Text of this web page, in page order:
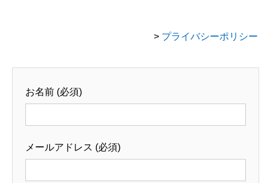
> プライバシーポリシー
お名前 (必須)
メールアドレス (必須)